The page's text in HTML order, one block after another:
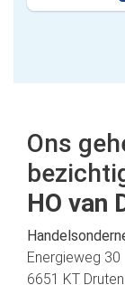
Ons
HO van
Energieweg 30
6651 KT Druten